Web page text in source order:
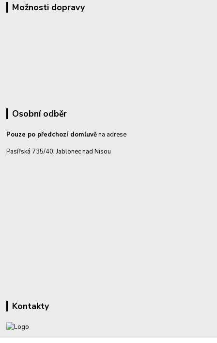
Možnosti dopravy
Osobní odběr
Pouze po předchozí domluvěna adrese
Pasířská 735/40, Jablonec nad Nisou
Kontakty